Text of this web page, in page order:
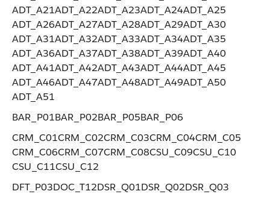
ADT_A21​ ​ADT_A22​ ​ADT_A23​ ​ADT_A24​ ​ADT_A25​ ​
ADT_A26​ ​ADT_A27​ ​ADT_A28​ ​ADT_A29​ ​ADT_A30​ ​
ADT_A31​ ​ADT_A32​ ​ADT_A33​ ​ADT_A34​ ​ADT_A35​ ​
ADT_A36​ ​ADT_A37​ ​ADT_A38​ ​ADT_A39​ ​ADT_A40​ ​
ADT_A41​ ​ADT_A42​ ​ADT_A43​ ​ADT_A44​ ​ADT_A45​ ​
ADT_A46​ ​ADT_A47​ ​ADT_A48​ ​ADT_A49​ ​ADT_A50​ ​
ADT_A51
BAR_P01​ ​BAR_P02​ ​BAR_P05​ ​BAR_P06
CRM_C01​ ​CRM_C02​ ​CRM_C03​ ​CRM_C04​ ​CRM_C05​ ​
CRM_C06​ ​CRM_C07​ ​CRM_C08​ ​CSU_C09​ ​CSU_C10​ ​
CSU_C11​ ​CSU_C12
DFT_P03​ ​DOC_T12​ ​DSR_Q01​ ​DSR_Q02​ ​DSR_Q03